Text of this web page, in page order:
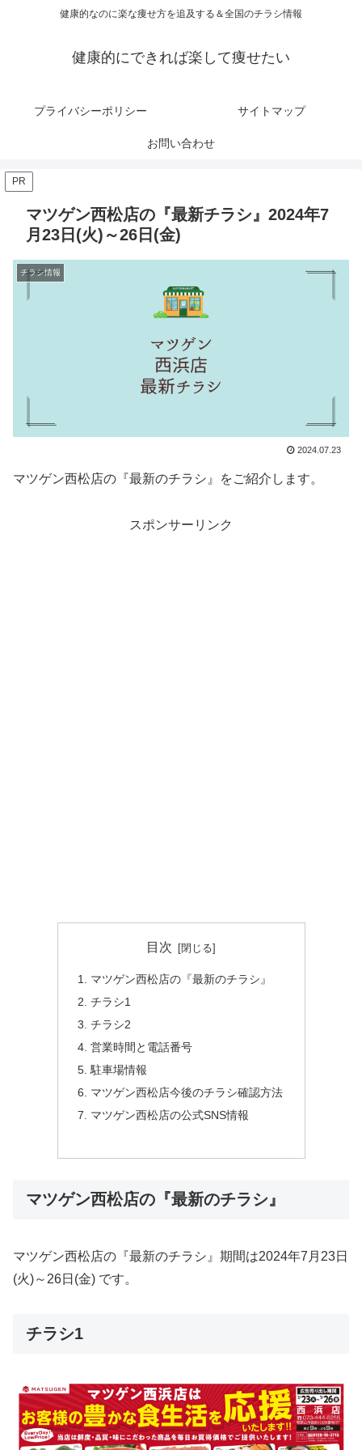
健康的なのに楽な痩せ方を追及する＆全国のチラシ情報
健康的にできれば楽して痩せたい
プライバシーポリシー サイトマップ
お問い合わせ
PR
マツゲン西松店の『最新チラシ』2024年7
月23日(火)～26日(金)
チラシ情報
2024.07.23
マツゲン西松店の『最新のチラシ』をご紹介します。
スポンサーリンク
目次
マツゲン西松店の『最新のチラシ』
チラシ1
チラシ2
営業時間と電話番号
駐車場情報
マツゲン西松店今後のチラシ確認方法
マツゲン西松店の公式SNS情報
マツゲン西松店の『最新のチラシ』
マツゲン西松店の『最新のチラシ』期間は2024年7月23日
(火)～26日(金) です。
チラシ1